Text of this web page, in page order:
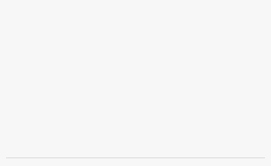
Metnimiziziyaret edebilirsiniz.